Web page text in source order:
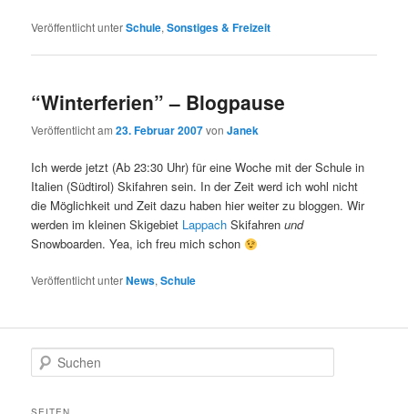
Veröffentlicht unterSchule,Sonstiges & Freizeit
“Winterferien” – Blogpause
Veröffentlicht am23. Februar 2007vonJanek
Ich werde jetzt (Ab 23:30 Uhr) für eine Woche mit der Schule in
Italien (Südtirol) Skifahren sein. In der Zeit werd ich wohl nicht
die Möglichkeit und Zeit dazu haben hier weiter zu bloggen. Wir
werden im kleinen Skigebiet Lappach Skifahrenund
Snowboarden. Yea, ich freu mich schon
Veröffentlicht unterNews,Schule
u
h